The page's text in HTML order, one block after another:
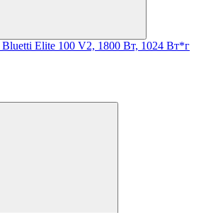
Bluetti Elite 100 V2, 1800 Вт, 1024 Вт*г